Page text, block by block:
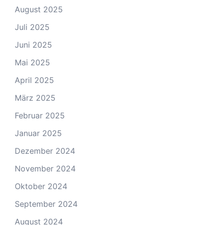
August 2025
Juli 2025
Juni 2025
Mai 2025
April 2025
März 2025
Februar 2025
Januar 2025
Dezember 2024
November 2024
Oktober 2024
September 2024
August 2024